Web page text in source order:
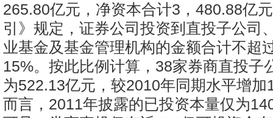
265.80亿元，净资本合计3，480.88亿
引》规定，证券公司投资到直投子公司
业基金及基金管理机构的金额合计不超
15%。按此比例计算，38家券商直投子
为522.13亿元，较2010年同期水平增加
而言，2011年披露的已投资本量仅为